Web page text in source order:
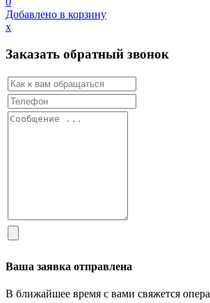
Добавлено в корзину
х
Заказать обратный звонок
Ваша заявка отправлена
В ближайшее время с вами свяжется